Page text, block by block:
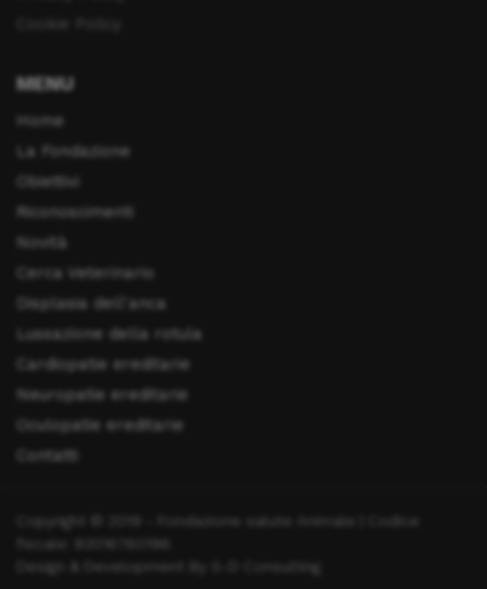
MENU
Home
La Fondazione
Obiettivi
Riconoscimenti
Novità
Cerca Veterinario
Displasia dell'anca
Lussazione della rotula
Cardiopatie ereditarie
Neuropatie ereditarie
Oculopatie ereditarie
Contatti
Copyright © 2019 - Fondazione salute Animale | Codice
Design & Development By S-D Consulting